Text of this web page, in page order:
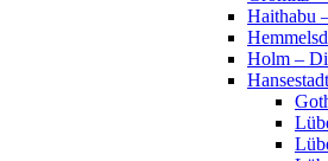
Haithabu
Holm –